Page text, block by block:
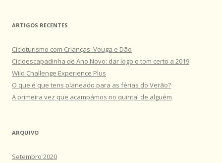
ARTIGOS RECENTES
Cicloturismo com Crianças: Vouga e Dão
Cicloescapadinha de Ano Novo: dar logo o tom certo a 2019
Wild Challenge Experience Plus
O que é que tens planeado para as férias do Verão?
A primeira vez que acampámos no quintal de alguém
ARQUIVO
Setembro 2020